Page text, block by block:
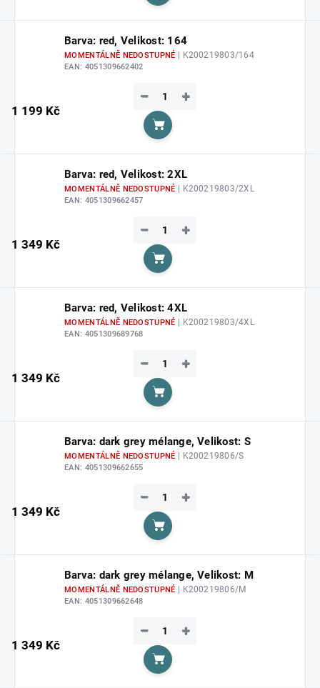
Barva: red, Velikost: 164
MOMENTÁLNĚ NEDOSTUPNÉ | K200219803/164
EAN: 4051309662402
1 199 Kč
+
−
Do košíku
Barva: red, Velikost: 2XL
MOMENTÁLNĚ NEDOSTUPNÉ | K200219803/2XL
EAN: 4051309662457
1 349 Kč
+
−
Do košíku
Barva: red, Velikost: 4XL
MOMENTÁLNĚ NEDOSTUPNÉ | K200219803/4XL
EAN: 4051309689768
1 349 Kč
+
−
Do košíku
Barva: dark grey mélange, Velikost: S
MOMENTÁLNĚ NEDOSTUPNÉ | K200219806/S
EAN: 4051309662655
1 349 Kč
+
−
Do košíku
Barva: dark grey mélange, Velikost: M
MOMENTÁLNĚ NEDOSTUPNÉ | K200219806/M
EAN: 4051309662648
1 349 Kč
+
−
Do košíku